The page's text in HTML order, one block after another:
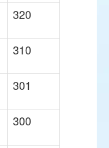
320
310
301
300